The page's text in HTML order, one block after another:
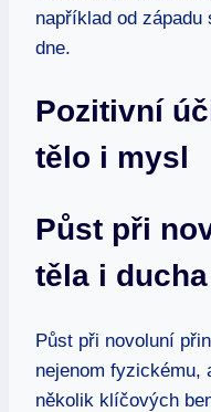
například od
dne.
Pozitivní
tělo i mysl
Půst při
těla i ducha
Půst při novoluní
nejenom fyzickému,
několik klíčových